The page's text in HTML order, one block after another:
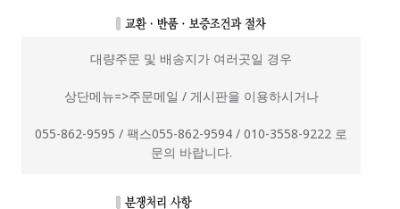
대량주문 및 배송지가 여러곳일 경우
상단메뉴=>주문메일 / 게시판을 이용하시거나
055-862-9595 / 팩스055-862-9594 / 010-3558-9222 로
문의 바랍니다.